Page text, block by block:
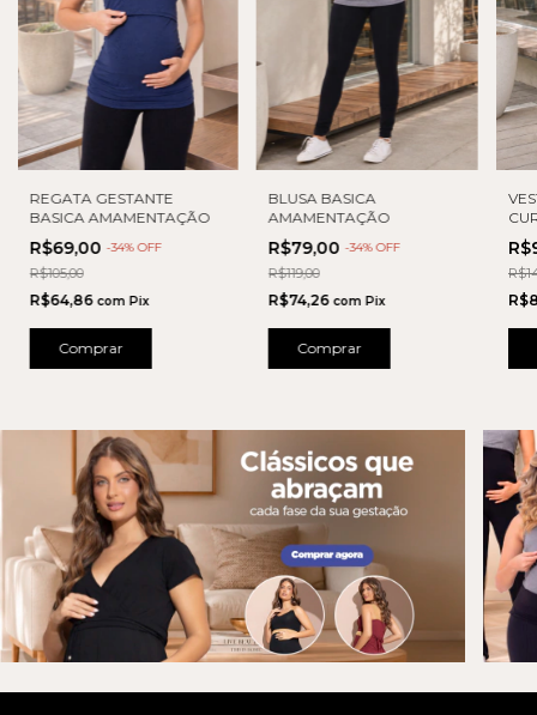
REGATA GESTANTE
BASICA AMAMENTAÇÃO
R$69,00 -34% OFF
R$105,00
R$64,86 com Pix
Comprar
BLUSA BASICA
AMAMENTAÇÃO
R$79,00-34% OFF
R$119,00
R$74,26com Pix
Comprar